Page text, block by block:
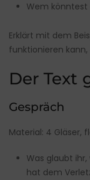
Wem könntest
Erklärt mit dem
funktionieren
Der Text
Gespräch
Material: 4 Gläser,
Was glaubt
hat dem